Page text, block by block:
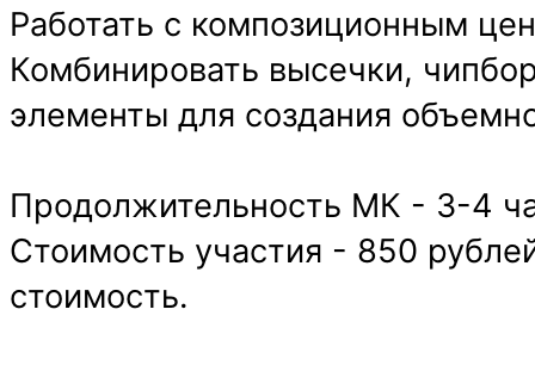
Работать с композиционным
Комбинировать высечки,
элементы для создания
Продолжительность МК - 3-4
Стоимость участия - 850
стоимость.